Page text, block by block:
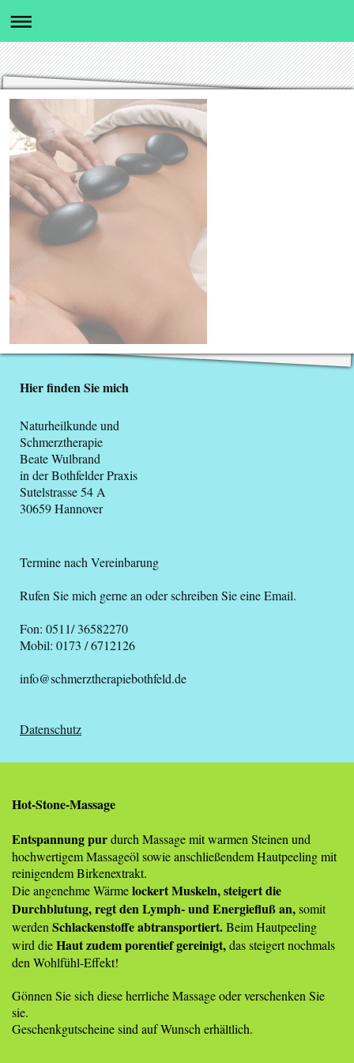
Hier finden Sie mich
Naturheilkunde und
Schmerztherapie
Beate Wulbrand
in der Bothfelder Praxis
Sutelstrasse 54 A
30659 Hannover
Termine nach Vereinbarung
Rufen Sie mich gerne an oder schreiben Sie eine Email.
Fon: 0511/ 36582270
Mobil: 0173 / 6712126
info@schmerztherapiebothfeld.de
Datenschutz
Hot-Stone-Massage
Entspannung purdurch Massage mit warmen Steinen und
hochwertigem Massageöl sowie anschließendem Hautpeeling mit
reinigendem Birkenextrakt.
Die angenehme Wärmelockert Muskeln, steigert die
Durchblutung, regt den Lymph- und Energiefluß an,somit
werden Schlackenstoffe abtransportiert.Beim Hautpeeling
wird dieHaut zudem porentief gereinigt,das steigert nochmals
den Wohlfühl-Effekt!
Gönnen Sie sich diese herrliche Massage oder verschenken Sie
sie.
Geschenkgutscheine sind auf Wunsch erhältlich.